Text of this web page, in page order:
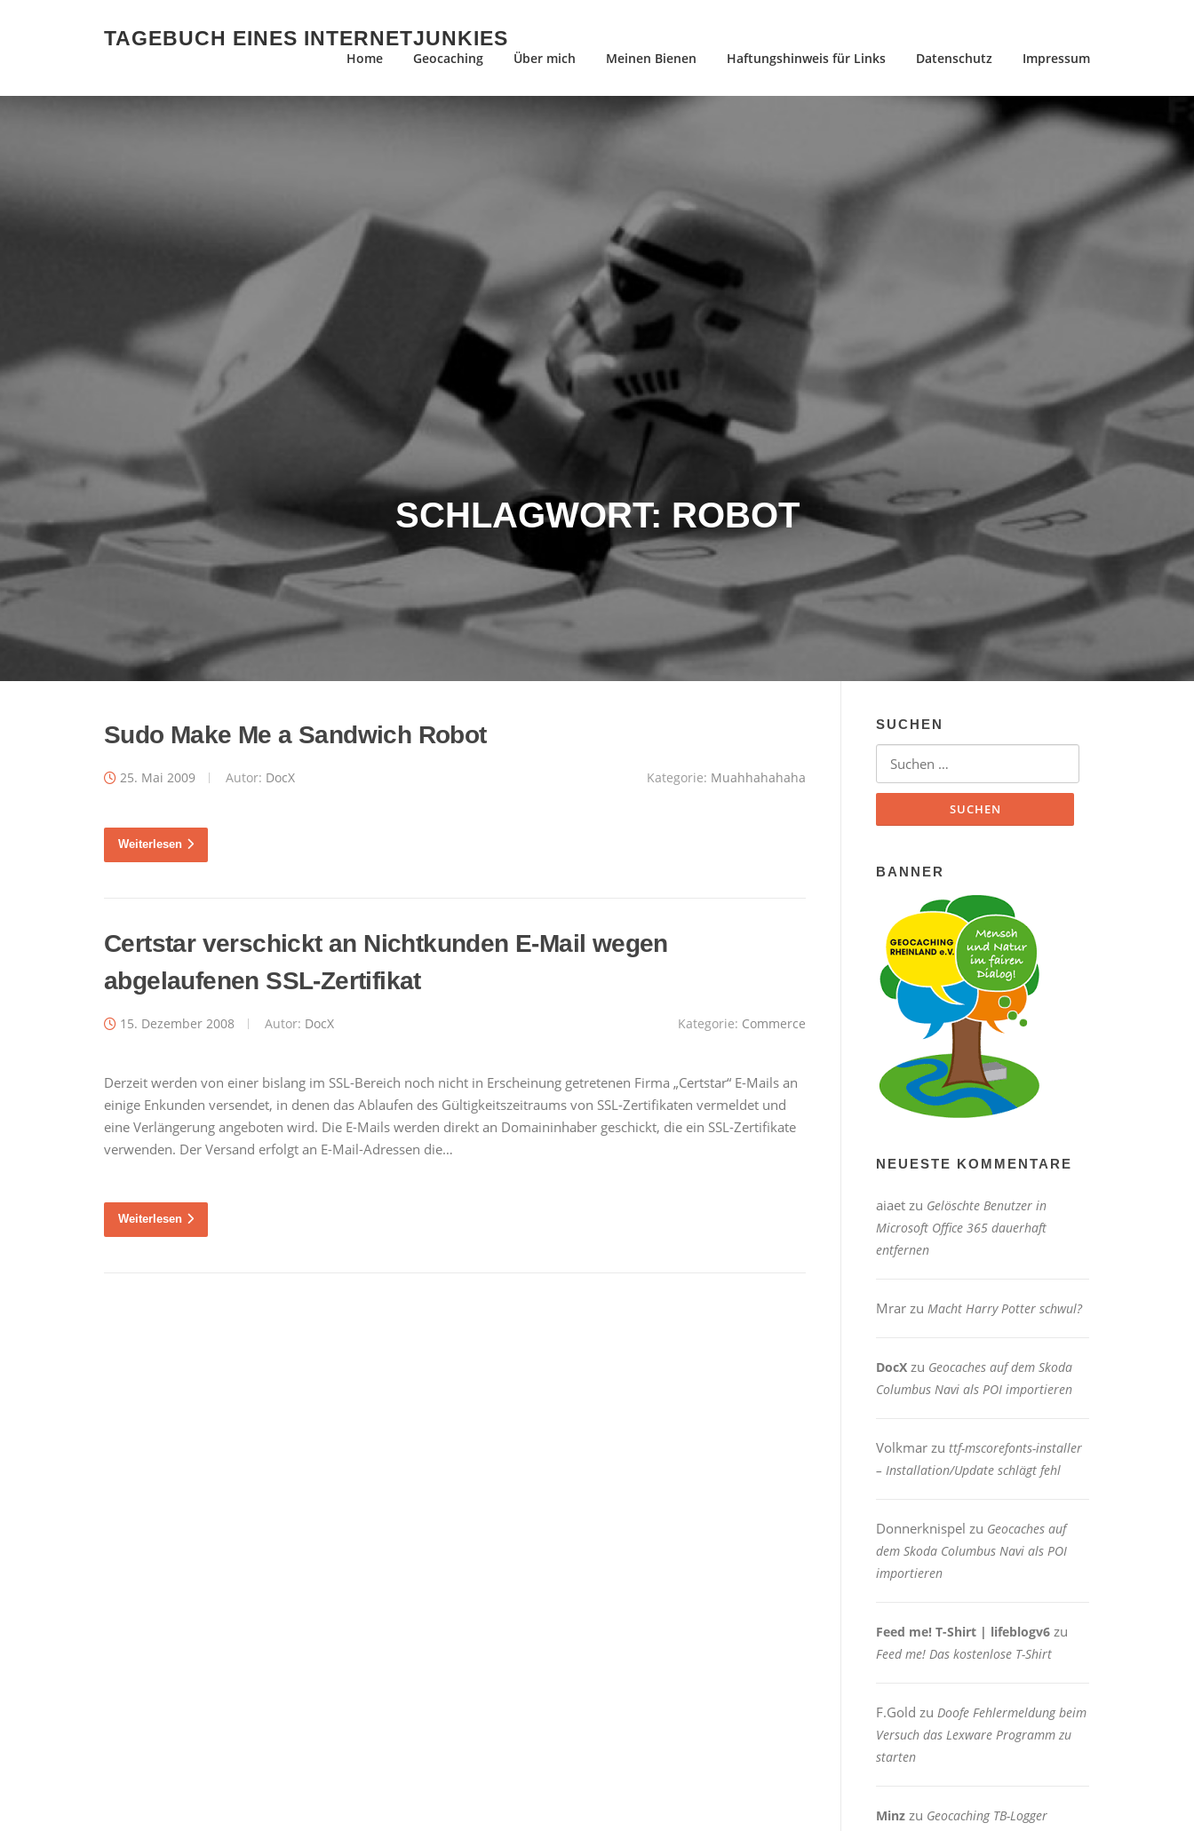
TAGEBUCH EINES INTERNETJUNKIES
Home Geocaching Über mich Meinen Bienen Haftungshinweis für Links Datenschutz Impressum
SCHLAGWORT: ROBOT
Sudo Make Me a Sandwich Robot
25. Mai 2009 Autor: DocX Kategorie: Muahhahahaha
Weiterlesen
Certstar verschickt an Nichtkunden E-Mail wegen
abgelaufenen SSL-Zertifikat
15. Dezember 2008 Autor: DocX Kategorie: Commerce
Derzeit werden von einer bislang im SSL-Bereich noch nicht in Erscheinung getretenen Firma „Certstar“ E-Mails an
einige Enkunden versendet, in denen das Ablaufen des Gültigkeitszeitraums von SSL-Zertifikaten vermeldet und
eine Verlängerung angeboten wird. Die E-Mails werden direkt an Domaininhaber geschickt, die ein SSL-Zertifikate
verwenden. Der Versand erfolgt an E-Mail-Adressen die…
Weiterlesen
SUCHEN
Suchen nach:
BANNER
NEUESTE KOMMENTARE
aiaet zu Gelöschte Benutzer in
Microsoft Office 365 dauerhaft
entfernen
Mrar zu Macht Harry Potter schwul?
DocX zu Geocaches auf dem Skoda
Columbus Navi als POI importieren
Volkmar zu ttf-mscorefonts-installer
– Installation/Update schlägt fehl
Donnerknispel zu Geocaches auf
dem Skoda Columbus Navi als POI
importieren
Feed me! T-Shirt | lifeblogv6 zu
Feed me! Das kostenlose T-Shirt
F.Gold zu Doofe Fehlermeldung beim
Versuch das Lexware Programm zu
starten
Minz zu Geocaching TB-Logger